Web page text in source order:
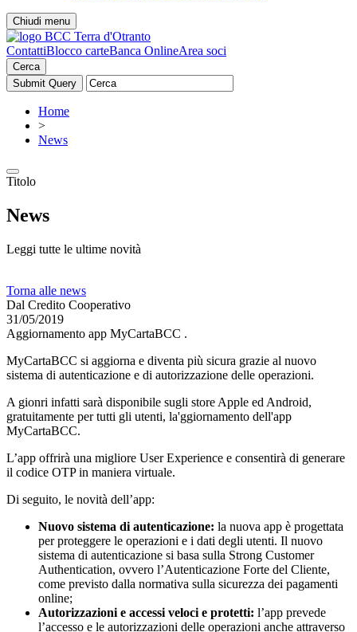
Chiudi menu
ContattiBlocco carteBanca OnlineArea soci
Cerca
Home
>
News
Titolo
News
Leggi tutte le ultime novità
Torna alle news
Dal Credito Cooperativo
31/05/2019
Aggiornamento app MyCartaBCC .
MyCartaBCC si aggiorna e diventa più sicura grazie al nuovo
sistema di autenticazione e di autorizzazione delle operazioni.
A gionri infatti sarà disponibile sugli store Apple ed Android,
gratuitamente per tutti gli utenti, la'ggiornamento dell'app
MyCartaBCC.
L’app offrirà una migliore User Experience e consentirà di generare
il codice OTP in maniera virtuale.
Di seguito, le novità dell’app:
Nuovo sistema di autenticazione: la nuova app è progettata
per proteggere le operazioni e i dati degli utenti. Il nuovo
sistema di autenticazione si basa sulla Strong Customer
Authentication, ovvero l’Autenticazione Forte del Cliente,
come previsto dalla normativa sulla sicurezza dei pagamenti
online;
Autorizzazioni e accessi veloci e protetti: l’app prevede
l’accesso e le autorizzazioni delle operazioni anche attraverso